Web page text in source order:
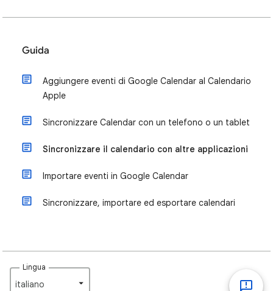
Guida
Aggiungere eventi di Google Calendar al Calendario
Apple
Sincronizzare Calendar con un telefono o un tablet
Sincronizzare il calendario con altre applicazioni
Importare eventi in Google Calendar
Sincronizzare, importare ed esportare calendari
Lingua
italiano‎